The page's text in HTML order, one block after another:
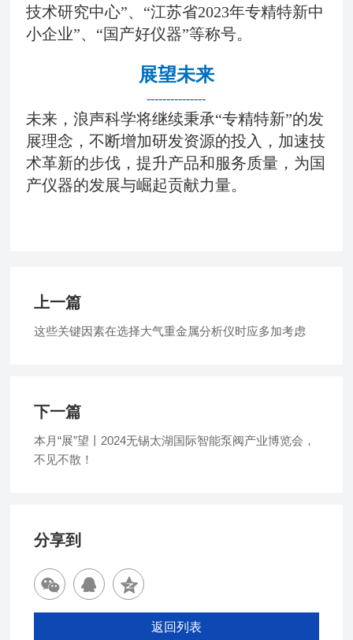
技术研究中心”、“江苏省2023年专精特新中
小企业”、“国产好仪器”等称号。
展望未来
---------------
未来，浪声科学将继续秉承“专精特新”的发
展理念，不断增加研发资源的投入，加速技
术革新的步伐，提升产品和服务质量，为国
产仪器的发展与崛起贡献力量。
上一篇
这些关键因素在选择大气重金属分析仪时应多加考虑
下一篇
本月“展”望丨2024无锡太湖国际智能泵阀产业博览会，
不见不散！
分享到
返回列表